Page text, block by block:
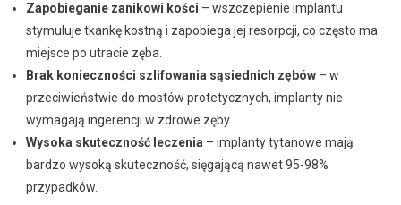
Zapobieganie zanikowi kości – wszczepienie implantu
stymuluje tkankę kostną i zapobiega jej resorpcji, co często ma
miejsce po utracie zęba.
Brak konieczności szlifowania sąsiednich zębów– w
przeciwieństwie do mostów protetycznych, implanty nie
wymagają ingerencji w zdrowe zęby.
Wysoka skuteczność leczenia – implanty tytanowe mają
bardzo wysoką skuteczność, sięgającą nawet 95-98%
przypadków.